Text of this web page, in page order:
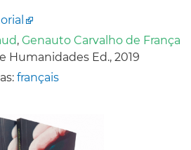
, Genauto Carvalho de França
Humanidades Ed., 2019
français